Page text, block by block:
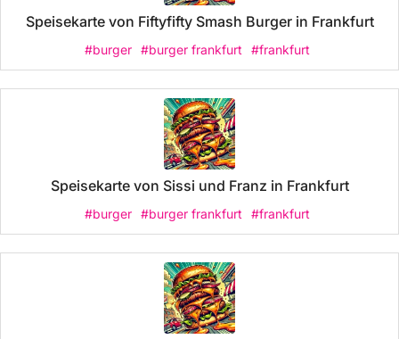
Speisekarte von Fiftyfifty Smash Burger in Frankfurt
#burger #burger frankfurt #frankfurt
Speisekarte von Sissi und Franz in Frankfurt
#burger #burger frankfurt #frankfurt